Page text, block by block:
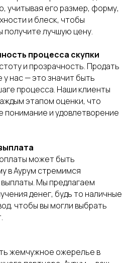
учитывая его размер, форму,
и блеск, чтобы
получите лучшую цену.
процесса скупки
и прозрачность. Продать
нас — это значит быть
процесса. Наши клиенты
этапом оценки, что
понимание и удовлетворение
может быть
в Аурум стремимся
Мы предлагаем
денег, будь то наличные
чтобы вы могли выбрать
жемчужное ожерелье в